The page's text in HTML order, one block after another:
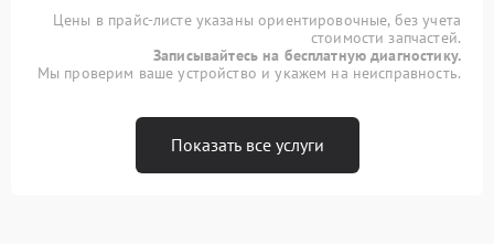
Цены в прайс-листе указаны ориентировочные, без учета
стоимости запчастей.
Записывайтесь на бесплатную диагностику.
Мы проверим ваше устройство и укажем на неисправность.
Показать все услуги